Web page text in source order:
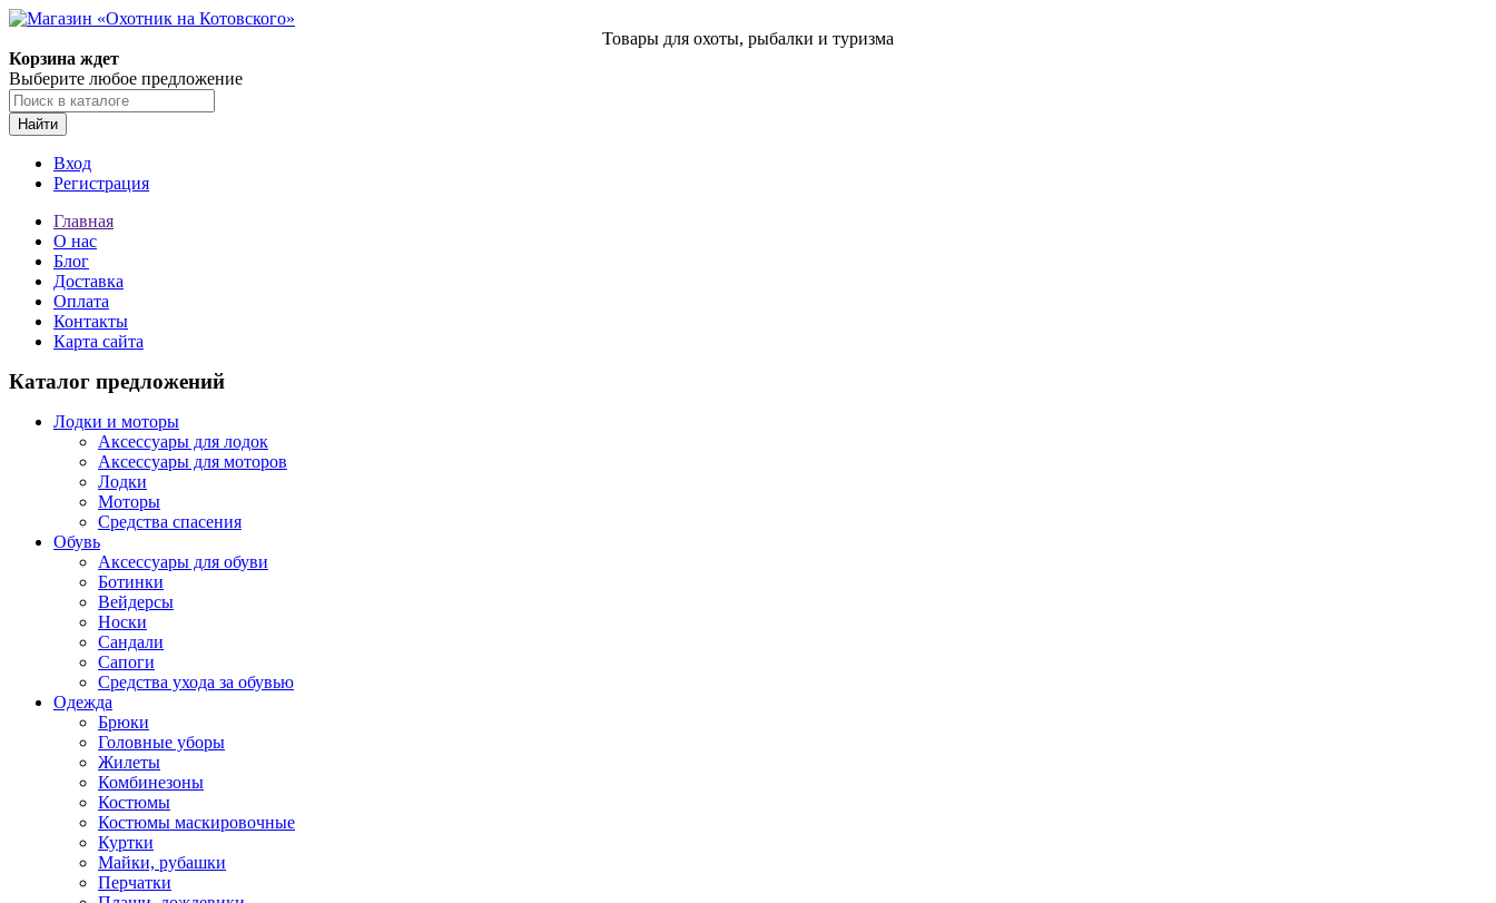
Товары для охоты, рыбалки и туризма
Корзина ждет
Выберите любое предложение
Найти
Вход
Регистрация
Главная
О нас
Блог
Доставка
Оплата
Контакты
Карта сайта
Каталог предложений
Лодки и моторы
Аксессуары для лодок
Аксессуары для моторов
Лодки
Моторы
Средства спасения
Обувь
Аксессуары для обуви
Ботинки
Вейдерсы
Носки
Сандали
Сапоги
Средства ухода за обувью
Одежда
Брюки
Головные уборы
Жилеты
Комбинезоны
Костюмы
Костюмы маскировочные
Куртки
Майки, рубашки
Перчатки